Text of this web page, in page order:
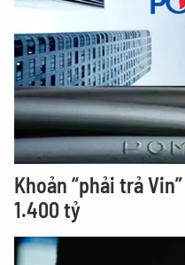
Khoản “phải trả
1.400 tỷ